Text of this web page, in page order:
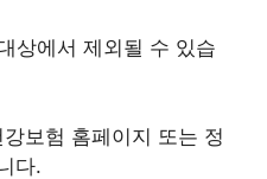
상에서 제외될 수 있습
보험 홈페이지 또는 정
다.